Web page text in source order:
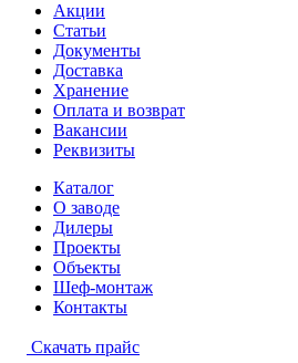
Акции
Статьи
Документы
Доставка
Хранение
Оплата и возврат
Вакансии
Реквизиты
Каталог
О заводе
Дилеры
Проекты
Объекты
Шеф-монтаж
Контакты
Скачать прайс